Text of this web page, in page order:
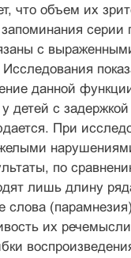
что объем их
серии
с
данной
детей с задержкой
При
по
лишь длину
слова
их